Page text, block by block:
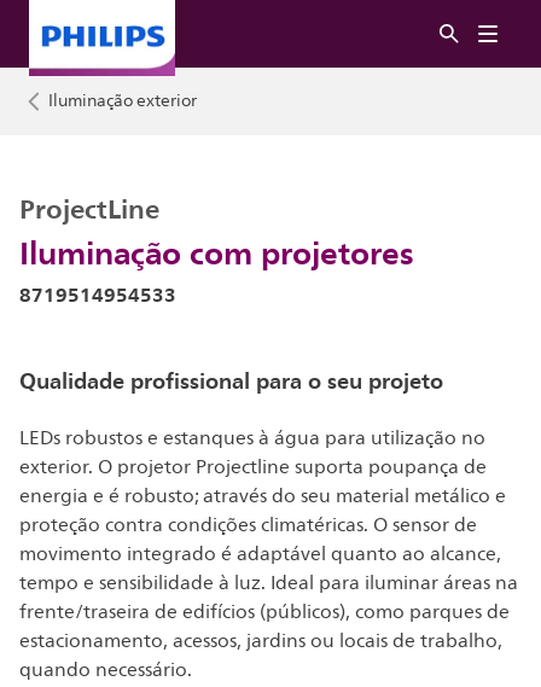
Iluminação exterior
Iluminação com projetores
ProjectLine
8719514954533
Qualidade profissional para o seu projeto
LEDs robustos e estanques à água para utilização no
exterior. O projetor Projectline suporta poupança de
energia e é robusto; através do seu material metálico e
proteção contra condições climatéricas. O sensor de
movimento integrado é adaptável quanto ao alcance,
tempo e sensibilidade à luz. Ideal para iluminar áreas na
frente/traseira de edifícios (públicos), como parques de
estacionamento, acessos, jardins ou locais de trabalho,
quando necessário.